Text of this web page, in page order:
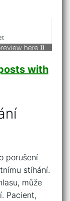
with
porušení
stíhání.
může
Pacient,